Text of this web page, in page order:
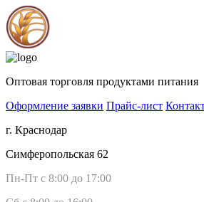
Оптовая торговля продуктами питания
Оформление заявки Прайс-лист
г. Краснодар
Симферопольская 62
Пн-Пт с 8:00 до 17:00